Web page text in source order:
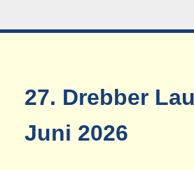
27. Drebber
Juni 2026